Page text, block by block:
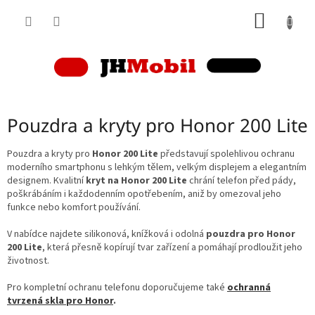
Pouzdra a kryty pro Honor 200 Lite
Pouzdra a kryty pro Honor 200 Lite představují spolehlivou ochranu
moderního smartphonu s lehkým tělem, velkým displejem a elegantním
designem. Kvalitníkryt na Honor 200 Lite chrání telefon před pády,
poškrábáním i každodenním opotřebením, aniž by omezoval jeho
funkce nebo komfort používání.
V nabídce najdete silikonová, knížková i odolná pouzdra pro Honor
200 Lite, která přesně kopírují tvar zařízení a pomáhají prodloužit jeho
životnost.
Pro kompletní ochranu telefonu doporučujeme také ochranná
tvrzená skla pro Honor.